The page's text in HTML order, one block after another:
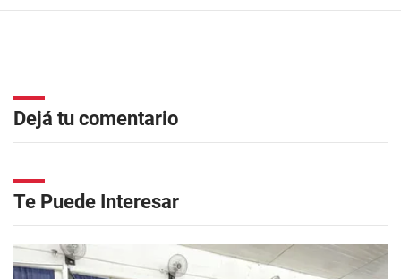
Dejá tu comentario
Te Puede Interesar